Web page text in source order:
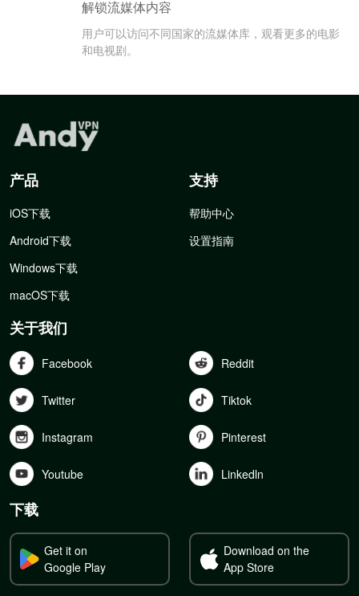
解锁流媒体内容
用户可以访问不同国家的流媒体库，观看更多的电影
和电视剧。
产品
iOS下载
Android下载
Windows下载
macOS下载
支持
帮助中心
设置指南
关于我们
Facebook Reddit
Twitter Tiktok
Instagram Pinterest
Youtube Linkedln
下载
Get it on
Google Play
Download on the
App Store